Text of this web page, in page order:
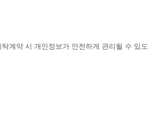
계약 시 개인정보가 안전하게 관리될 수 있